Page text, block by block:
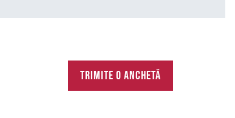
Trimite o anchetă